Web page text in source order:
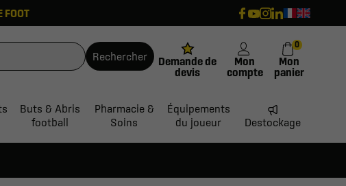
FOOT
Rechercher
Demande de
devis
Mon
compte
Mon
panier
0
Buts & Abris
football
Pharmacie &
Soins
Équipements
du joueur
Destockage